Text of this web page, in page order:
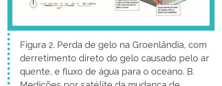
Figura 2. Perda de gelo na Groenlândia, com
derretimento direto do gelo causado pelo ar
quente, e fluxo de água para o oceano. B.